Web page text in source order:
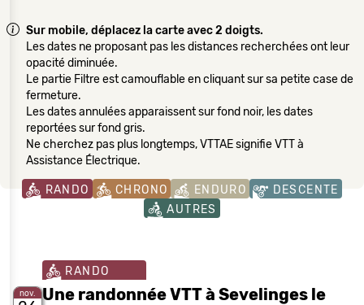
Sur mobile, déplacez la carte avec 2 doigts.
Les dates ne proposant pas les distances recherchées ont leur
opacité diminuée.
Le partie Filtre est camouflable en cliquant sur sa petite case de
fermeture.
Les dates annulées apparaissent sur fond noir, les dates
reportées sur fond gris.
Ne cherchez pas plus longtemps, VTTAE signifie VTT à
Assistance Électrique.
RANDO CHRONO ENDURO
DESCENTE
AUTRES
nov.
RANDO
Une randonnée VTT à Sevelinges le